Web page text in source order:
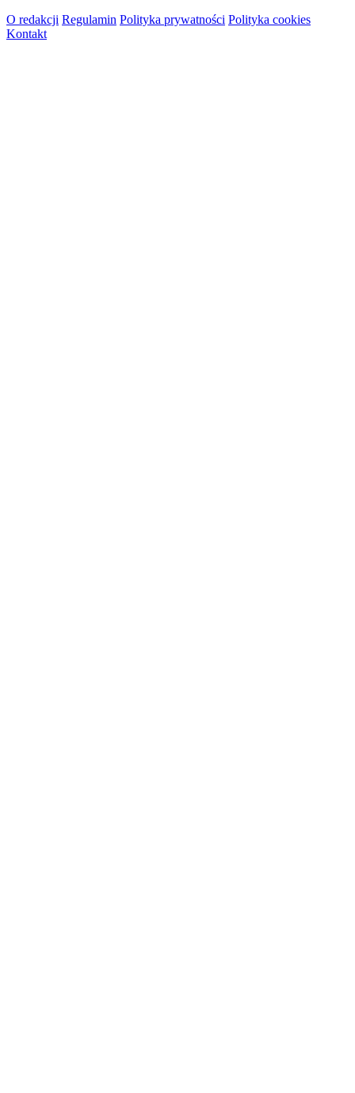
O redakcji Regulamin Polityka prywatności Polityka cookies
Kontakt